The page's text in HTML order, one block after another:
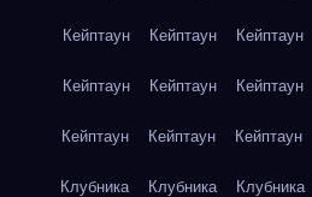
Кейптаун Кейптаун Кейптаун
Кейптаун Кейптаун Кейптаун
Кейптаун Кейптаун Кейптаун
Клубника Клубника Клубника